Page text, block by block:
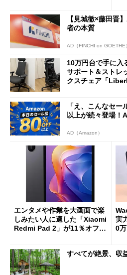
【見城徹×藤田晋
者の本質
AD（FINCHI on GOETHE
10万円台で手に
サポート＆ストレ
クスチェア「
「え、こんなセ
以上が続々登場！
AD（Amazon）
エンタメや作業を大画面で楽
しみたい人に適した「Xiaomi
Redmi Pad 2」が11％オフの
実
0
すべてが絶景、収